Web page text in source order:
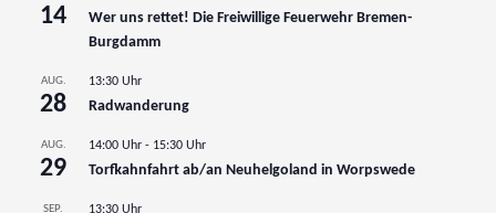
14
Wer uns rettet! Die Freiwillige Feuerwehr Bremen-
Burgdamm
AUG.
28
13:30 Uhr
Radwanderung
AUG.
29
14:00 Uhr - 15:30 Uhr
Torfkahnfahrt ab/an Neuhelgoland in Worpswede
SEP. 13:30 Uhr